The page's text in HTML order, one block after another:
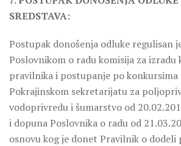
SREDSTAVA:
Postupak donošenja odluke regulisan
Poslovnikom o radu komisija za izradu
pravilnika i postupanje po konkursima
Pokrajinskom sekretarijatu za
vodoprivredu i šumarstvo od
i dopuna Poslovnika o radu od
osnovu kog je donet Pravilnik o dodeli